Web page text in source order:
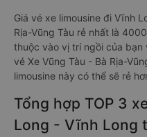
Giá vé xe limousine đi Vĩnh
Rịa-Vũng Tàu rẻ nhất là
thuộc vào vị trí ngồi của
vé Xe Vũng Tàu - Bà Rịa-
limousine này có thể sẽ rẻ
Tổng hợp TOP 3
Long - Vĩnh Long